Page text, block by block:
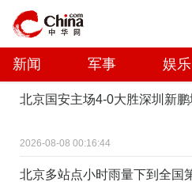
新闻 军事 娱乐
北京国安主场4-0大胜深圳新
2026-08-08 00:16:44
北京多站点小时雨量下到全国